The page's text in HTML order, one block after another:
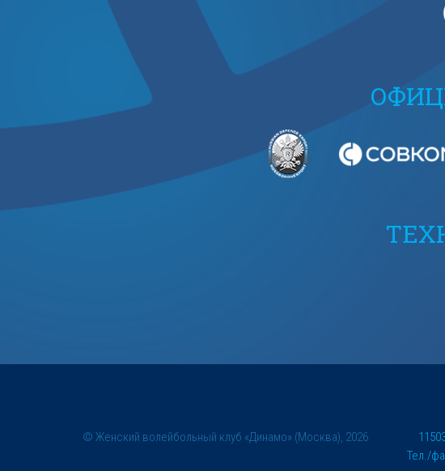
© Женский волейбольный клуб «Динамо» (Москва), 2026
Тел./